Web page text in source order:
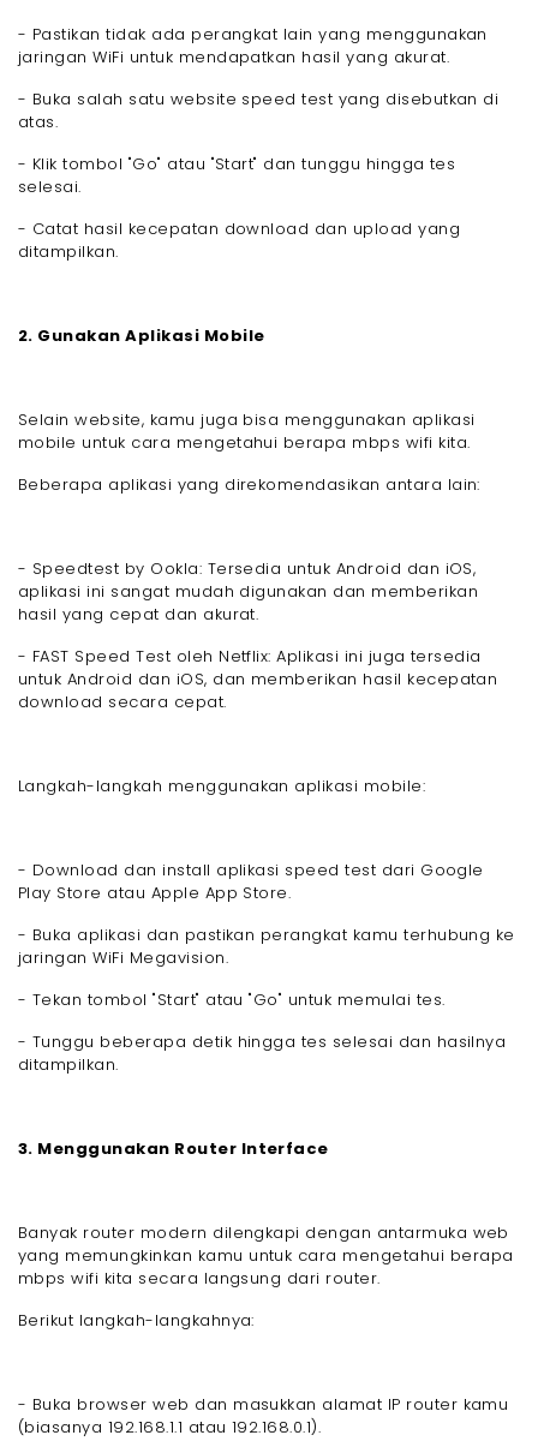
- Pastikan tidak ada perangkat lain yang menggunakan
jaringan WiFi untuk mendapatkan hasil yang akurat.
- Buka salah satu website speed test yang disebutkan di
atas.
- Klik tombol "Go" atau "Start" dan tunggu hingga tes
selesai.
- Catat hasil kecepatan download dan upload yang
ditampilkan.
2. Gunakan Aplikasi Mobile
Selain website, kamu juga bisa menggunakan aplikasi
mobile untuk cara mengetahui berapa mbps wifi kita.
Beberapa aplikasi yang direkomendasikan antara lain:
- Speedtest by Ookla: Tersedia untuk Android dan iOS,
aplikasi ini sangat mudah digunakan dan memberikan
hasil yang cepat dan akurat.
- FAST Speed Test oleh Netflix: Aplikasi ini juga tersedia
untuk Android dan iOS, dan memberikan hasil kecepatan
download secara cepat.
Langkah-langkah menggunakan aplikasi mobile:
- Download dan install aplikasi speed test dari Google
Play Store atau Apple App Store.
- Buka aplikasi dan pastikan perangkat kamu terhubung ke
jaringan WiFi Megavision.
- Tekan tombol "Start" atau "Go" untuk memulai tes.
- Tunggu beberapa detik hingga tes selesai dan hasilnya
ditampilkan.
3. Menggunakan Router Interface
Banyak router modern dilengkapi dengan antarmuka web
yang memungkinkan kamu untuk cara mengetahui berapa
mbps wifi kita secara langsung dari router.
Berikut langkah-langkahnya:
- Buka browser web dan masukkan alamat IP router kamu
(biasanya 192.168.1.1 atau 192.168.0.1).